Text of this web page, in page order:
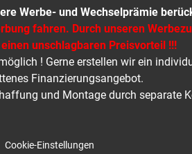
Werbe- und Wechselprämie
fahren. Durch unseren
unschlagbaren Preisvorteil !!!
! Gerne erstellen wir ein
Finanzierungsangebot.
und Montage durch separate
Cookie-Einstellungen